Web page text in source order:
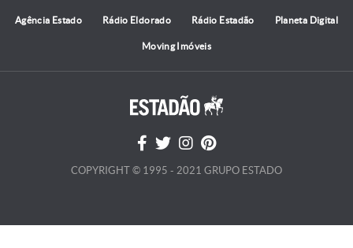
Agência Estado Rádio Eldorado Rádio Estadão Planeta Digital
Moving Imóveis
COPYRIGHT © 1995 - 2021 GRUPO ESTADO